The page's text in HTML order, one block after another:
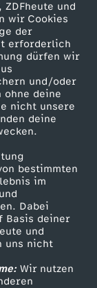
ZDFheute und
wir Cookies
der
erforderlich
dürfen wir
und/oder
ohne deine
nicht unsere
deine
bestimmten
im
Dabei
Basis deiner
und
uns nicht
Wir nutzen
ZDF